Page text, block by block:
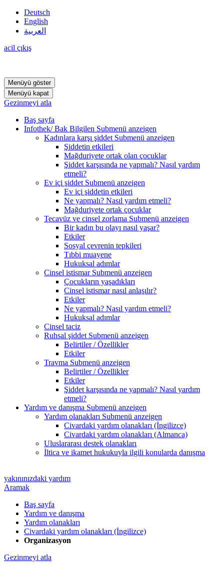
Deutsch
English
العربية
acil çıkış
Menüyü göster
Menüyü kapat
Gezinmeyi atla
Baş sayfa
Infothek/ Bak Bilgilen Submenü anzeigen
Kadınlara karşı şiddet Submenü anzeigen
Şiddetin etkileri
Mağduriyete ortak olan çocuklar
Şiddet karşısında ne yapmalı? Nasıl yardım
etmeli?
Ev içi şiddet Submenü anzeigen
Ev içi şiddetin etkileri
Ne yapmalı? Nasıl yardım etmeli?
Mağduriyete ortak çocuklar
Tecavüz ve cinsel zorlama Submenü anzeigen
Bir kadın bu olayı nasıl yaşar?
Etkiler
Sosyal çevrenin tepkileri
Tıbbi muayene
Hukuksal adımlar
Cinsel istismar Submenü anzeigen
Çocukların yaşadıkları
Cinsel istismar nasıl anlaşılır?
Etkiler
Ne yapmalı? Nasıl yardım etmeli?
Hukuksal adımlar
Cinsel taciz
Ruhsal şiddet Submenü anzeigen
Belirtiler / Özellikler
Etkiler
Travma Submenü anzeigen
Belirtiler / Özellikler
Etkiler
Şiddet karşısında ne yapmalı? Nasıl yardım
etmeli?
Yardım ve danışma Submenü anzeigen
Yardım olanakları Submenü anzeigen
Civardaki yardım olanakları (İngilizce)
Civardaki yardım olanakları (Almanca)
Uluslararası destek olanakları
İltica ve ikamet hukukuyla ilgili konularda danışma
yakınınızdaki yardım
Aramak
Baş sayfa
Yardım ve danışma
Yardım olanakları
Civardaki yardım olanakları (İngilizce)
Organizasyon
Gezinmeyi atla